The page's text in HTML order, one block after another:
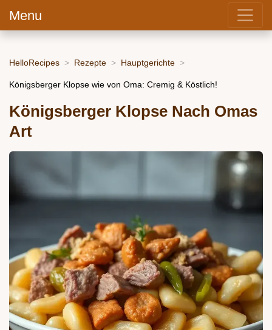
Menu
HelloRecipes Rezepte Hauptgerichte
Königsberger Klopse wie von Oma: Cremig & Köstlich!
Königsberger Klopse Nach Omas
Art